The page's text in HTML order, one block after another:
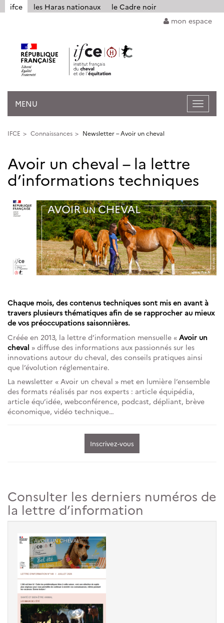
ifce les Haras nationaux
le Cadre noir
mon espace
Ouvrir
la
MENU
IFCE Connaissances Newsletter – Avoir un cheval
Avoir un cheval – la lettre
d’informations techniques
Chaque mois, des contenus techniques sont mis en avant à
travers plusieurs thématiques afin de se rapprocher au mieux
de vos préoccupations saisonnières.
Créée en 2013, la lettre d’information mensuelle « Avoir un
cheval » diffuse des informations aux passionnés sur les
innovations autour du cheval, des conseils pratiques ainsi
que l’évolution réglementaire.
La newsletter « Avoir un cheval » met en lumière l’ensemble
des formats réalisés par nos experts : article équipédia,
article équ’idée, webconférence, podcast, dépliant, brève
économique, vidéo technique…
Inscrivez-vous
Consulter les derniers numéros de
la lettre d’information
Panneau de gestion des cookies